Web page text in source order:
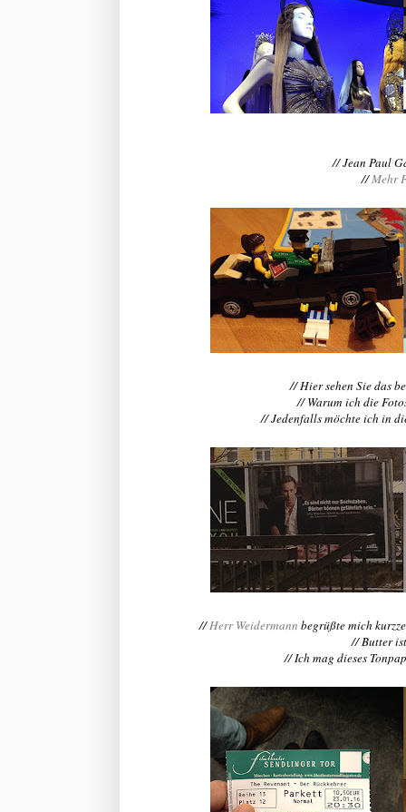
// Jean Paul
//Mehr
// Hier sehen Sie das
// Warum ich die
// Jedenfalls möchte ich in
//Herr Weidermann begrüßte mich
// Butter
// Ich mag dieses